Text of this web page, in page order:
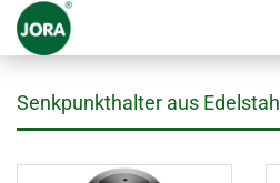
Senkpunkthalter aus Edelstahl